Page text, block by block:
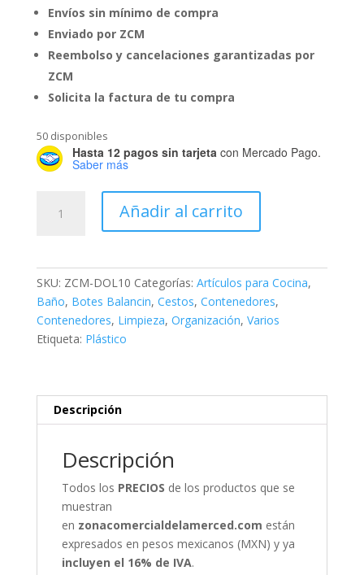
Envíos sin mínimo de compra
Enviado por ZCM
Reembolso y cancelaciones garantizadas por
ZCM
Solicita la factura de tu compra
50 disponibles
Hasta 12 pagos sin tarjeta con Mercado Pago.
Saber más
Añadir al carrito
SKU: ZCM-DOL10 Categorías: Artículos para Cocina,
Baño, Botes Balancin, Cestos, Contenedores,
Contenedores, Limpieza, Organización, Varios
Etiqueta: Plástico
Descripción
Descripción
Todos los PRECIOS de los productos que se
muestran
en zonacomercialdelamerced.com están
expresados en pesos mexicanos (MXN) y ya
incluyen el 16% de IVA.